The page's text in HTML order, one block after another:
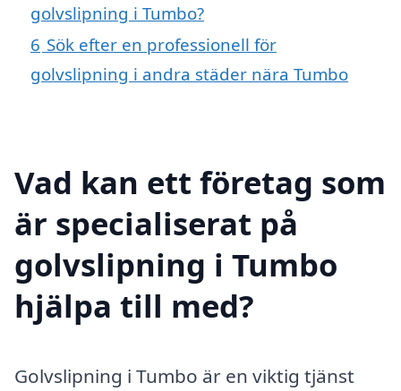
golvslipning i Tumbo?
6 Sök efter en professionell för
golvslipning i andra städer nära Tumbo
Vad kan ett företag som
är specialiserat på
golvslipning i Tumbo
hjälpa till med?
Golvslipning i Tumbo är en viktig tjänst